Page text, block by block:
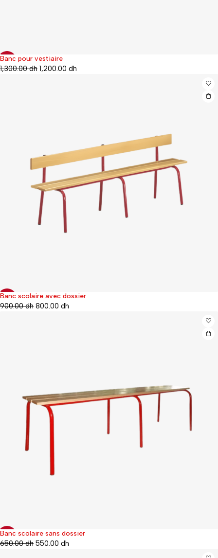
29%
Banc pour vestiaire
1,300.00dh 1,200.00 dh
Banc scolaire avec dossier
900.00dh 800.00 dh
35%
Banc scolaire sans dossier
650.00dh 550.00 dh